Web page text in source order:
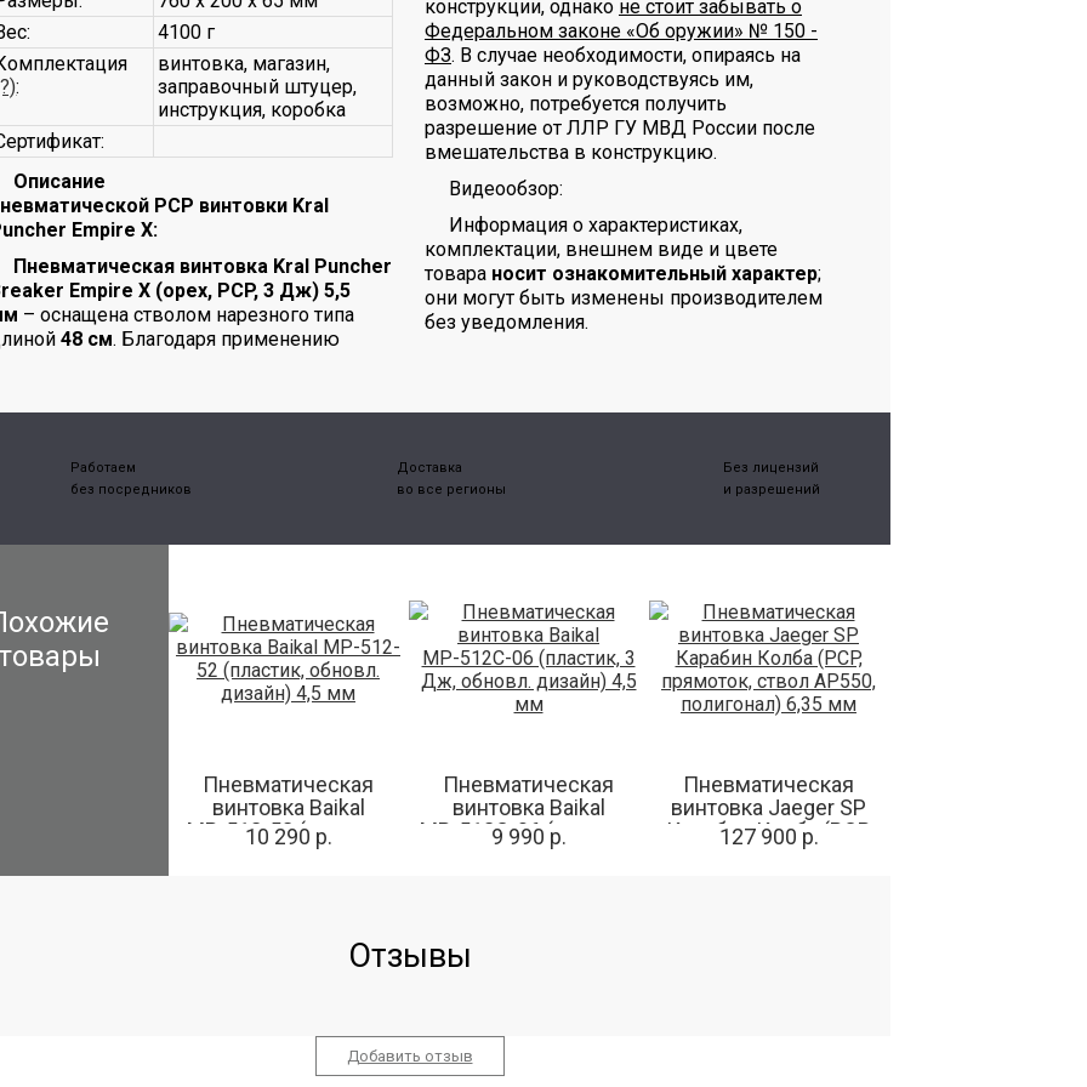
4100 г
:
винтовка, магазин,
заправочный штуцер,
инструкция, коробка
Описание
PCP винтовки Kral
Empire X:
Пневматическая винтовка Kral Puncher
Empire X (орех, PCP, 3 Дж) 5,5
– оснащена стволом нарезного типа
48 см. Благодаря применению
конструкции, однако не стоит забывать о
Федеральном законе «Об оружии» № 150 -
ФЗ. В случае необходимости, опираясь на
данный закон и руководствуясь им,
возможно, потребуется получить
разрешение от ЛЛР ГУ МВД России после
вмешательства в конструкцию.
Видеообзор:
Информация о характеристиках,
комплектации, внешнем виде и цвете
товара носит ознакомительный характер;
они могут быть изменены производителем
без уведомления.
Работаем
без посредников
Доставка
во все регионы
Без лицензий
и разрешений
Пневматическая
винтовка Baikal
МР-512-52 (пластик,
обновл. дизайн) 4,5
10 290 р.
Пневматическая
винтовка Baikal
МР-512С-06 (пластик,
3 Дж, обновл. дизайн)
9 990 р.
Пневматическая
винтовка Jaeger SP
Карабин Колба (PCP,
прямоток, ствол
127 900 р.
Отзывы
Добавить отзыв